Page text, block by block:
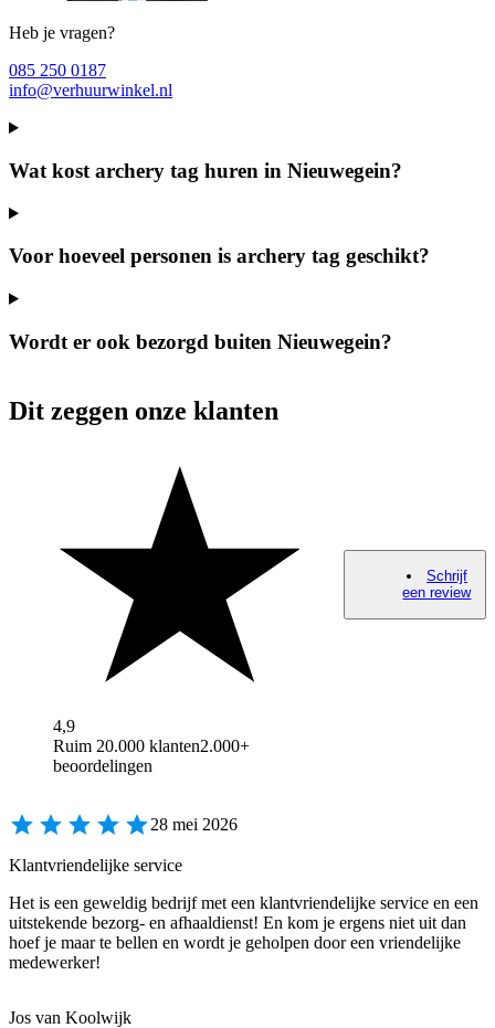
Heb je vragen?
085 250 0187
info@verhuurwinkel.nl
Wat kost archery tag huren in Nieuwegein?
Voor hoeveel personen is archery tag geschikt?
Wordt er ook bezorgd buiten Nieuwegein?
Dit zeggen onze klanten
4,9
Ruim 20.000 klanten2.000+
beoordelingen
Schrijf
een review
28 mei 2026
Klantvriendelijke service
Het is een geweldig bedrijf met een klantvriendelijke service en een
uitstekende bezorg- en afhaaldienst! En kom je ergens niet uit dan
hoef je maar te bellen en wordt je geholpen door een vriendelijke
medewerker!
Jos van Koolwijk